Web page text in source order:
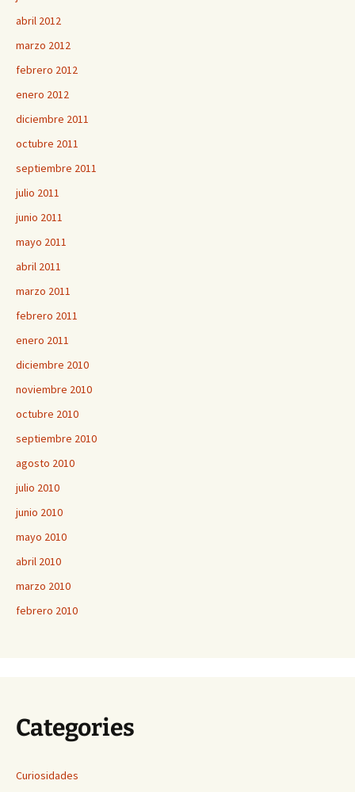
abril 2012
marzo 2012
febrero 2012
enero 2012
diciembre 2011
octubre 2011
septiembre 2011
julio 2011
junio 2011
mayo 2011
abril 2011
marzo 2011
febrero 2011
enero 2011
diciembre 2010
noviembre 2010
octubre 2010
septiembre 2010
agosto 2010
julio 2010
junio 2010
mayo 2010
abril 2010
marzo 2010
febrero 2010
Categories
Curiosidades